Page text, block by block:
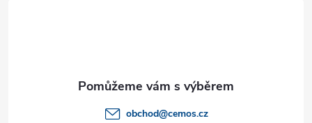
obchod@cemos.cz